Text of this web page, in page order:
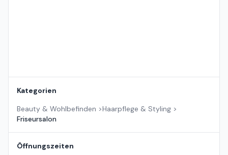
Kategorien
Beauty & Wohlbefinden >Haarpflege & Styling >
Friseursalon
Öffnungszeiten